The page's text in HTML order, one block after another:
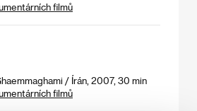
filmů
/ Írán, 2007, 30 min
filmů